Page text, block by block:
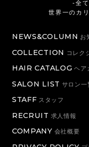
-全
世界一のカ
NEWS&COLUMN お
COLLECTION コレク
HAIR CATALOG ヘア
SALON LIST サロン一
STAFF スタッフ
RECRUIT 求人情報
COMPANY 会社概要